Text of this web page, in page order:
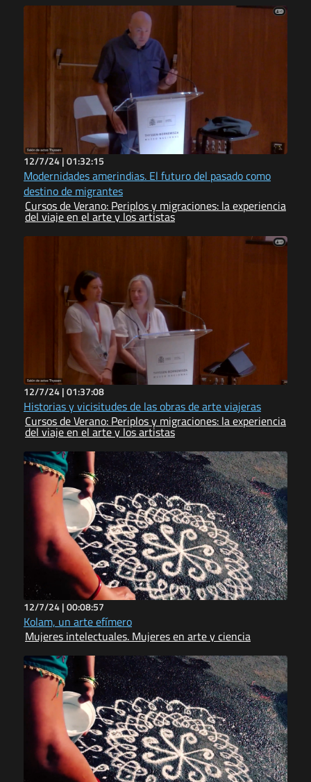
12/7/24 |01:32:15
Modernidades amerindias. El futuro del pasado como
destino de migrantes
Cursos de Verano: Periplos y migraciones: la experiencia
del viaje en el arte y los artistas
12/7/24 |01:37:08
Historias y vicisitudes de las obras de arte viajeras
Cursos de Verano: Periplos y migraciones: la experiencia
del viaje en el arte y los artistas
12/7/24 |00:08:57
Kolam, un arte efímero
Mujeres intelectuales. Mujeres en arte y ciencia